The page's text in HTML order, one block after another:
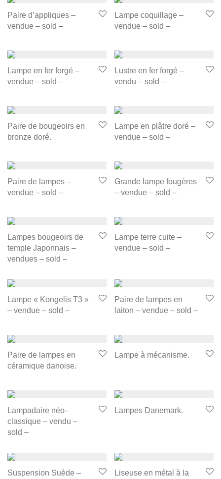
Paire d’appliques –
vendue – sold –
Lampe coquillage –
vendue – sold –
Lampe en fer forgé –
vendue – sold –
Lustre en fer forgé –
vendu – sold –
Paire de bougeoirs en
bronze doré.
Lampe en plâtre doré –
vendue – sold –
Paire de lampes –
vendue – sold –
Grande lampe fougères
– vendue – sold –
Lampes bougeoirs de
temple Japonnais –
vendues – sold –
Lampe terre cuite –
vendue – sold –
Lampe « Kongelis T3 »
– vendue – sold –
Paire de lampes en
laiton – vendue – sold –
Paire de lampes en
céramique danoise.
Lampe à mécanisme.
Lampadaire néo-
classique – vendu –
sold –
Lampes Danemark.
Suspension Suède – Liseuse en métal à la